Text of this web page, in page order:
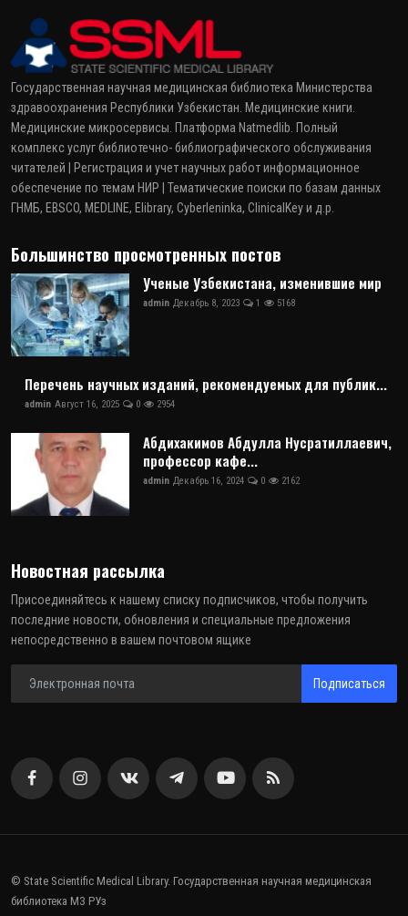
Государственная научная медицинская библиотека Министерства
здравоохранения Республики Узбекистан. Медицинские книги.
Медицинские микросервисы. Платформа Natmedlib. Полный
комплекс услуг библиотечно- библиографического обслуживания
читателей | Регистрация и учет научных работ информационное
обеспечение по темам НИР | Тематические поиски по базам данных
ГНМБ, EBSCO, MEDLINE, Elibrary, Cyberleninka, ClinicalKey и д.р.
Большинство просмотренных постов
Ученые Узбекистана, изменившие мир
admin Декабрь 8, 2023 1 5168
Перечень научных изданий, рекомендуемых для публик...
admin Август 16, 2025 0 2954
Абдихакимов Абдулла Нусратиллаевич,
профессор кафе...
admin Декабрь 16, 2024 0 2162
Новостная рассылка
Присоединяйтесь к нашему списку подписчиков, чтобы получить
последние новости, обновления и специальные предложения
непосредственно в вашем почтовом ящике
Подписаться
© State Scientific Medical Library. Государственная научная медицинская
библиотека МЗ РУз